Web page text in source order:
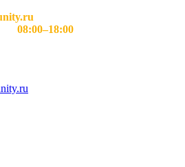
08:00–18:00